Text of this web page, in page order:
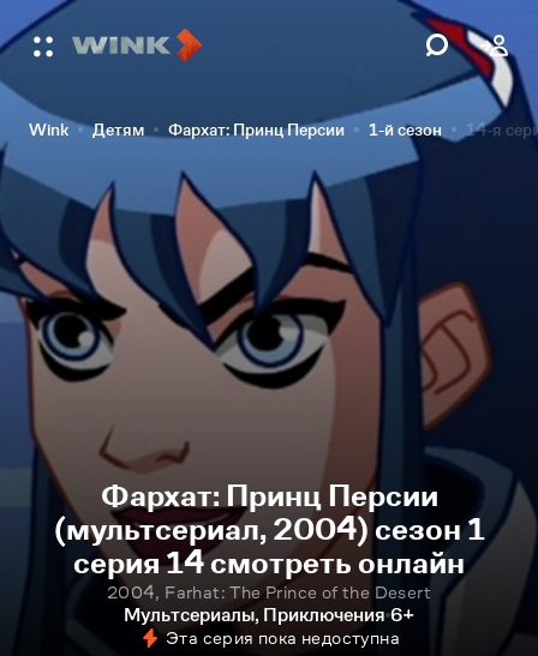
Wink Детям Фархат: Принц Персии 1-й сезон 14-я
Фархат: Принц Персии
(мультсериал, 2004) сезон 1
серия 14 смотреть онлайн
2004, Farhat: The Prince of the Desert
Мультсериалы, Приключения 6+
Эта серия пока недоступна